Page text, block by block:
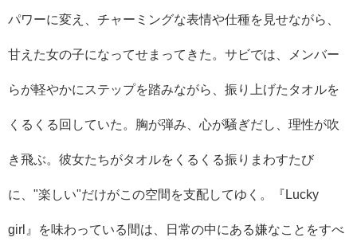
パワーに変え、チャーミングな表情や仕種を見せながら、
甘えた女の子になってせまってきた。サビでは、メンバー
らが軽やかにステップを踏みながら、振り上げたタオルを
くるくる回していた。胸が弾み、心が騒ぎだし、理性が吹
き飛ぶ。彼女たちがタオルをくるくる振りまわすたび
に、"楽しい"だけがこの空間を支配してゆく。『Lucky
girl』を味わっている間は、日常の中にある嫌なことをすべ